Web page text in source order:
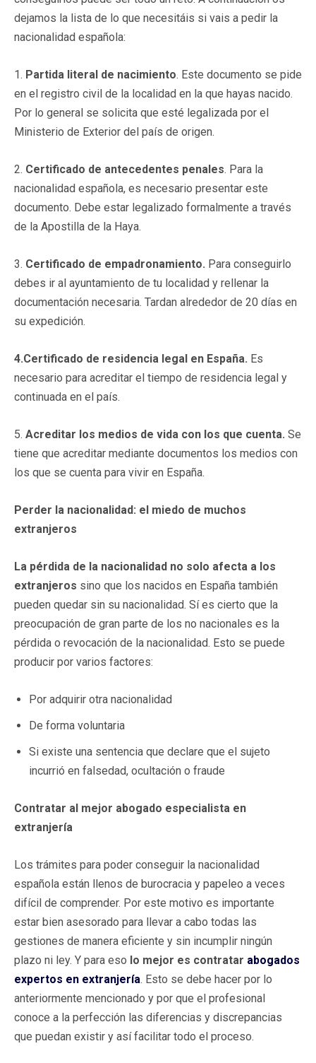
dejamos la lista de lo que necesitáis si vais a pedir la
nacionalidad española:
1. Partida literal de nacimiento. Este documento se pide
en el registro civil de la localidad en la que hayas nacido.
Por lo general se solicita que esté legalizada por el
Ministerio de Exterior del país de origen.
2. Certificado de antecedentes penales. Para la
nacionalidad española, es necesario presentar este
documento. Debe estar legalizado formalmente a través
de la Apostilla de la Haya.
3. Certificado de empadronamiento. Para conseguirlo
debes ir al ayuntamiento de tu localidad y rellenar la
documentación necesaria. Tardan alrededor de 20 días en
su expedición.
4.Certificado de residencia legal en España. Es
necesario para acreditar el tiempo de residencia legal y
continuada en el país.
5. Acreditar los medios de vida con los que cuenta. Se
tiene que acreditar mediante documentos los medios con
los que se cuenta para vivir en España.
Perder la nacionalidad: el miedo de muchos
extranjeros
La pérdida de la nacionalidad no solo afecta a los
extranjeros sino que los nacidos en España también
pueden quedar sin su nacionalidad. Sí es cierto que la
preocupación de gran parte de los no nacionales es la
pérdida o revocación de la nacionalidad. Esto se puede
producir por varios factores:
Por adquirir otra nacionalidad
De forma voluntaria
Si existe una sentencia que declare que el sujeto
incurrió en falsedad, ocultación o fraude
Contratar al mejor abogado especialista en
extranjería
Los trámites para poder conseguir la nacionalidad
española están llenos de burocracia y papeleo a veces
difícil de comprender. Por este motivo es importante
estar bien asesorado para llevar a cabo todas las
gestiones de manera eficiente y sin incumplir ningún
plazo ni ley. Y para eso lo mejor es contratar abogados
expertos en extranjería. Esto se debe hacer por lo
anteriormente mencionado y por que el profesional
conoce a la perfección las diferencias y discrepancias
que puedan existir y así facilitar todo el proceso.